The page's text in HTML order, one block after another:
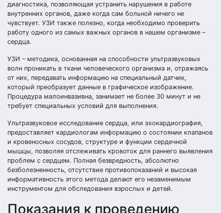
диагностика, позволяющая устранить нарушения в работе
внутренних органов, даже когда сам больной ничего не
чувствует. УЗИ также полезно, когда необходимо проверить
работу одного из самых важных органов в нашем организме –
сердца.
УЗИ – методика, основанная на способности ультразвуковых
волн проникать в ткани человеческого организма и, отражаясь
от них, передавать информацию на специальный датчик,
который преобразует данные в графическое изображение.
Процедура малоинвазивна, занимает не более 30 минут и не
требует специальных условий для выполнения.
Ультразвуковое исследование сердца, или эхокардиография,
предоставляет кардиологам информацию о состоянии клапанов
и кровеносных сосудов, структуре и функции сердечной
мышцы, позволяя отслеживать кровоток для раннего выявления
проблем с сердцем. Полная безвредность, абсолютно
безболезненность, отсутствие противопоказаний и высокая
информативность этого метода делают его незаменимым
инструментом для обследования взрослых и детей.
Показания к проведению